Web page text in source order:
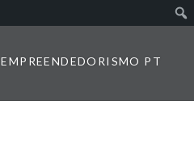
EMPREENDEDORISMO PT